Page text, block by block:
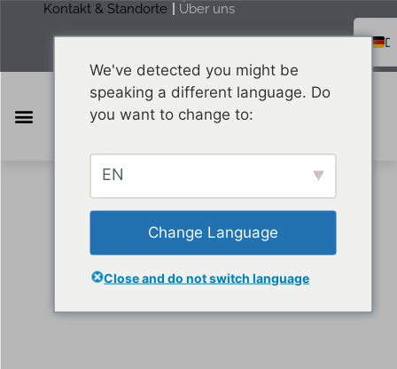
Kontakt & Standorte Über uns
Mit Teamwork zum Erfolg.
HAKOH MADE, YOUR LIFE EASY
We've detected you might be
speaking a different language. Do
you want to change to:
EN
Change Language
Close and do not switch language